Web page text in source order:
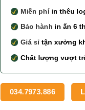
Miễn phíin thêu
Bảo hành in ấn 6
Giá sỉ tận xưởng
Chất lượng vượt
034.7973.886